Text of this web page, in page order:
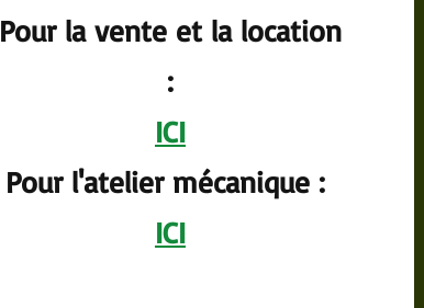
Pour la vente et la location
:
ICI
Pour l'atelier mécanique :
ICI